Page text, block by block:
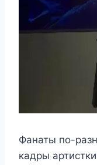
Фанаты по-
кадры